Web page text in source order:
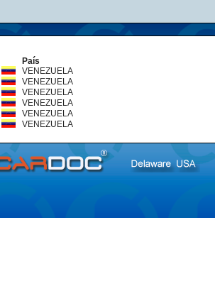
País
VENEZUELA
VENEZUELA
VENEZUELA
VENEZUELA
VENEZUELA
VENEZUELA